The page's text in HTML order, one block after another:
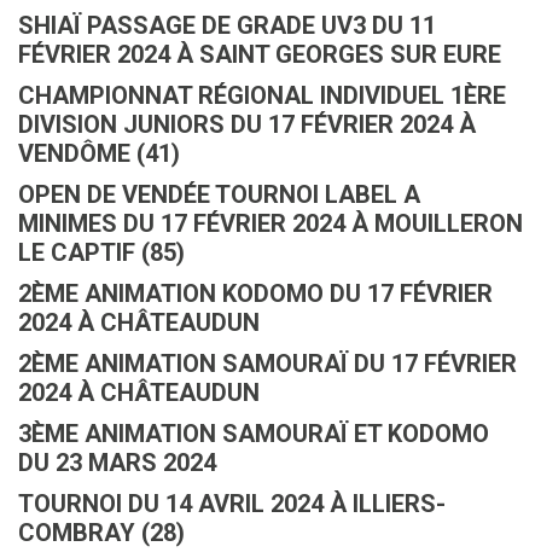
SHIAÏ PASSAGE DE GRADE UV3 DU 11
FÉVRIER 2024 À SAINT GEORGES SUR EURE
CHAMPIONNAT RÉGIONAL INDIVIDUEL 1ÈRE
DIVISION JUNIORS DU 17 FÉVRIER 2024 À
VENDÔME (41)
OPEN DE VENDÉE TOURNOI LABEL A
MINIMES DU 17 FÉVRIER 2024 À MOUILLERON
LE CAPTIF (85)
2ÈME ANIMATION KODOMO DU 17 FÉVRIER
2024 À CHÂTEAUDUN
2ÈME ANIMATION SAMOURAÏ DU 17 FÉVRIER
2024 À CHÂTEAUDUN
3ÈME ANIMATION SAMOURAÏ ET KODOMO
DU 23 MARS 2024
TOURNOI DU 14 AVRIL 2024 À ILLIERS-
COMBRAY (28)